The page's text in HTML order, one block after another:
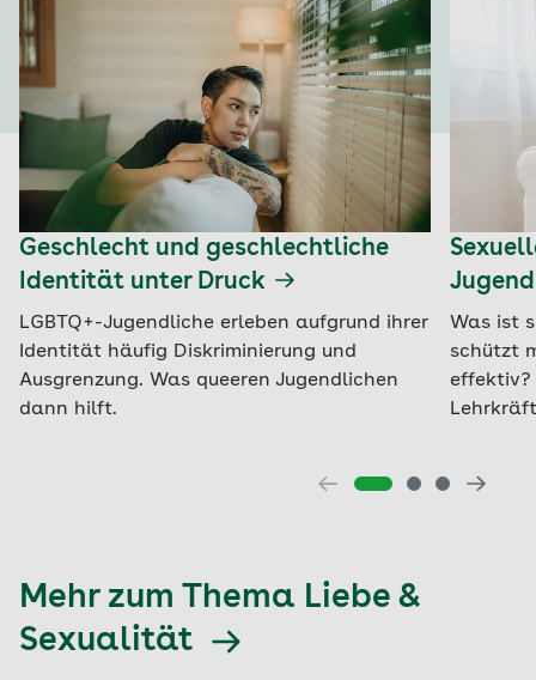
Geschlecht und geschlechtliche
Identität unter Druck
LGBTQ+-Jugendliche erleben aufgrund ihrer
Identität häufig Diskriminierung und
Ausgrenzung. Was queeren Jugendlichen
dann hilft.
Was ist
schützt
effektiv?
Mehr zum Thema Liebe &
Sexualität